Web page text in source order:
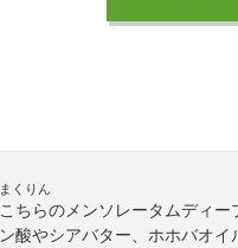
まくりん
こちらのメンソレータムディ
ン酸やシアバター、ホホバオ